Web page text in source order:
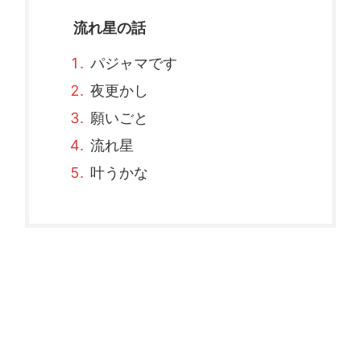
流れ星の話
パジャマです
夜更かし
願いごと
流れ星
叶うかな